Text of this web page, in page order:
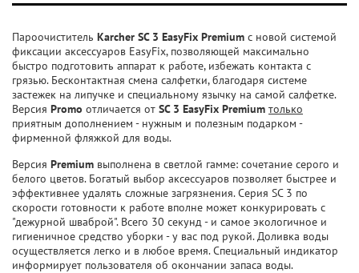
Пароочиститель Karcher SC 3 EasyFix Premium с новой системой
фиксации аксессуаров EasyFix, позволяющей максимально
быстро подготовить аппарат к работе, избежать контакта с
грязью. Бесконтактная смена салфетки, благодаря системе
застежек на липучке и специальному язычку на самой салфетке.
Версия Promo отличается от SC 3 EasyFix Premium только
приятным дополнением - нужным и полезным подарком -
фирменной фляжкой для воды.
Версия Premium выполнена в светлой гамме: сочетание серого и
белого цветов. Богатый выбор аксессуаров позволяет быстрее и
эффективнее удалять сложные загрязнения. Серия SC 3 по
скорости готовности к работе вполне может конкурировать с
"дежурной шваброй". Всего 30 секунд - и самое экологичное и
гигиеничное средство уборки - у вас под рукой. Доливка воды
осуществляется легко и в любое время. Специальный индикатор
информирует пользователя об окончании запаса воды.